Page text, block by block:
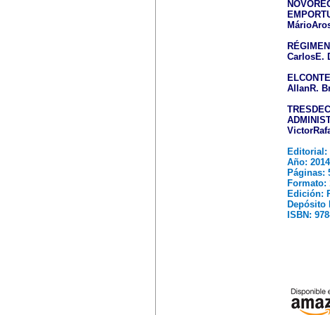
CarlosE.
AllanR.
Editorial:
Año:
Páginas:
Formato:
Edición:
Depósito
ISBN: